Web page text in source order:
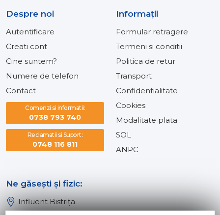
Despre noi
Autentificare
Creati cont
Cine suntem?
Numere de telefon
Contact
Comenzi si informatii:
0738 793 740
Reclamatii si Suport:
0748 116 811
Informaţii
Formular retragere
Termeni si conditii
Politica de retur
Transport
Confidentialitate
Cookies
Modalitate plata
SOL
ANPC
Ne găsești și fizic:
Influent Bistrița